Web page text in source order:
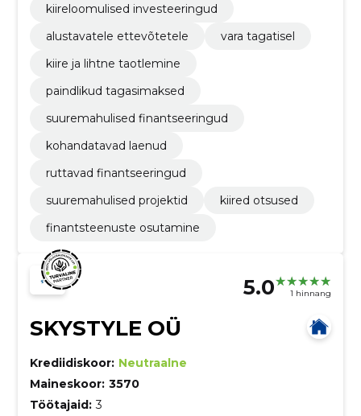
kiireloomulised investeeringud
alustavatele ettevõtetele
vara tagatisel
kiire ja lihtne taotlemine
paindlikud tagasimaksed
suuremahulised finantseeringud
kohandatavad laenud
ruttavad finantseeringud
suuremahulised projektid
kiired otsused
finantsteenuste osutamine
5.0 1 hinnang
SKYSTYLE OÜ
Krediidiskoor: Neutraalne
Maineskoor: 3570
Töötajaid: 3